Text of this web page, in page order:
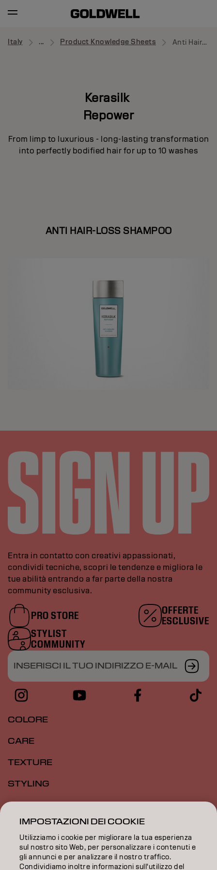
Italy ... Product Knowledge Sheets Anti Hair-Loss Shampoo
Kerasilk
Repower
From limp to luxurious - long-lasting transformation
into perfectly bodified hair for up to 10 washes
ANTI HAIR-LOSS SHAMPOO
Entra in contatto con creativi appassionati,
condividi tecniche, scopri le tendenze e migliora le
tue abilità entrando a far parte della nostra
community esclusiva.
PRO STORE
OFFERTE
ESCLUSIVE
STYLIST
COMMUNITY
INSERISCI IL TUO INDIRIZZO E-MAIL
COLORE
CARE
TEXTURE
STYLING
ISPIRAZIONE
FORMAZIONE
INFORMAZIONI
IMPOSTAZIONI DEI COOKIE
Utilizziamo i cookie per migliorare la tua esperienza
sul nostro sito Web, per personalizzare i contenuti e
gli annunci e per analizzare il nostro traffico.
Condividiamo inoltre informazioni sull'utilizzo del